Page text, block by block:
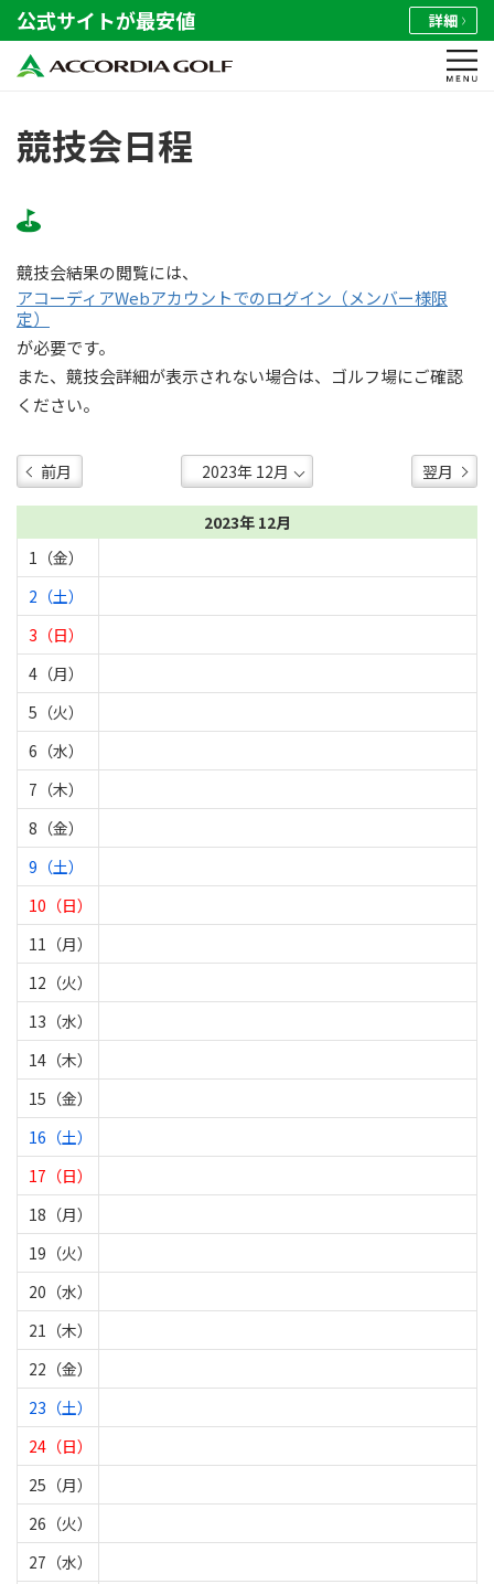
公式サイトが最安値 詳細
競技会日程
競技会結果の閲覧には、
アコーディアWebアカウントでのログイン（メンバー様限
定）
が必要です。
また、競技会詳細が表示されない場合は、ゴルフ場にご確認
ください。
前月 翌月
2023年 12月
1（金）
2（土）
3（日）
4（月）
5（火）
6（水）
7（木）
8（金）
9（土）
10（日）
11（月）
12（火）
13（水）
14（木）
15（金）
16（土）
17（日）
18（月）
19（火）
20（水）
21（木）
22（金）
23（土）
24（日）
25（月）
26（火）
27（水）